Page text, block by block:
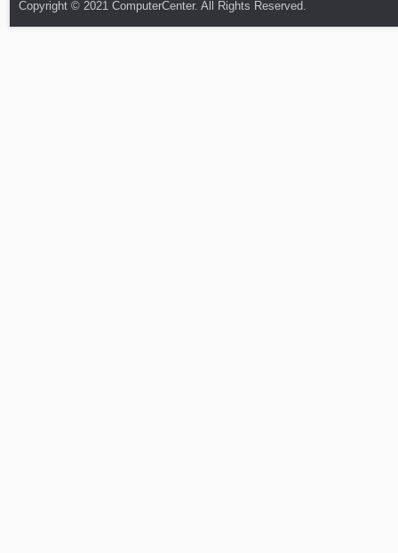
Copyright © 2021 ComputerCenter. All Rights Reserved.